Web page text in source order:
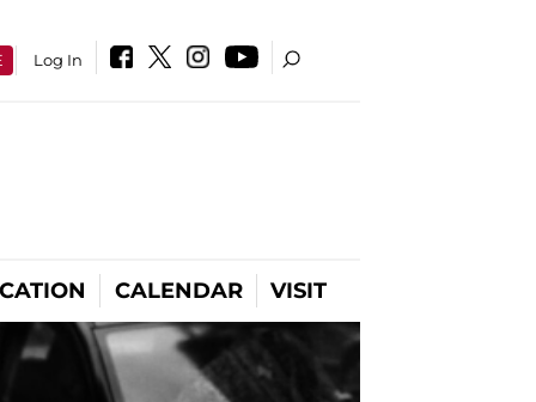
Log In
CALENDAR VISIT